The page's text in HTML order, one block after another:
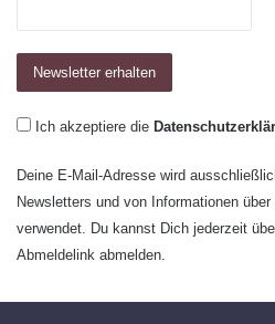
Ich akzeptiere die
Deine E-Mail-Adresse wird
Newsletters und von Informationen
verwendet. Du kannst Dich jederzeit
Abmeldelink abmelden.